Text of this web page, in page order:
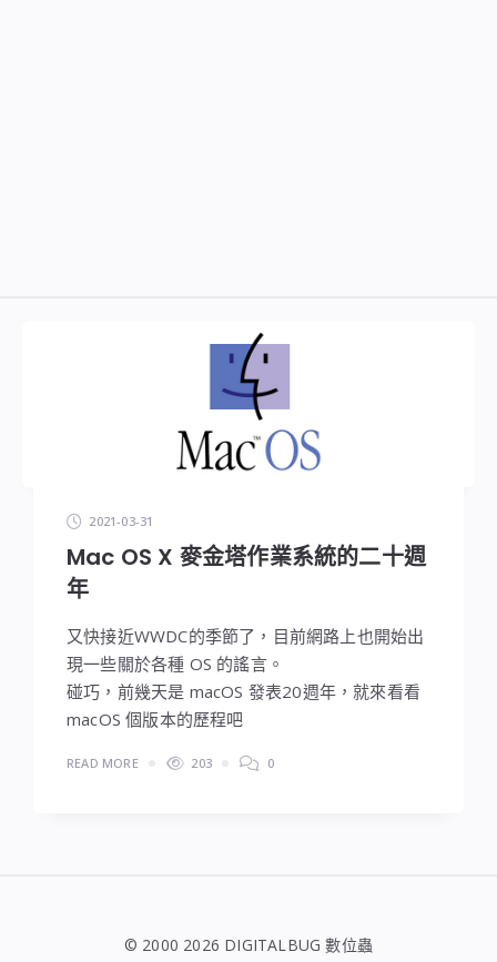
2021-03-31
Mac OS X 麥金塔作業系統的二十週
年
又快接近WWDC的季節了，目前網路上也開始出
現一些關於各種 OS 的謠言。
碰巧，前幾天是 macOS 發表20週年，就來看看
macOS 個版本的歷程吧
READ MORE 203 0
© 2000 2026 DIGITALBUG 數位蟲